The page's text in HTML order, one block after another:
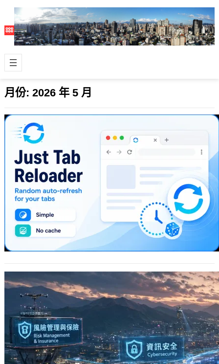
月份: 2026 年 5 月
2026 年 5 月 18 日
對於經常需要緊盯各種監控儀表板的工
程師或財經、研究等多領域的工作者來
說，常在日常工作中遇到類似問題，許
多防火牆…
台灣除了科技業還剩下什麼？停止無效焦
慮和製造無意義問題，先問問自己具備什
麼價值
2026 年 5 月 7 日
「台灣除了科技業和半導體之外，還剩
下什麼？」、「台灣如果沒有了台積
電，還剩下什麼？」 這些是近年在社群